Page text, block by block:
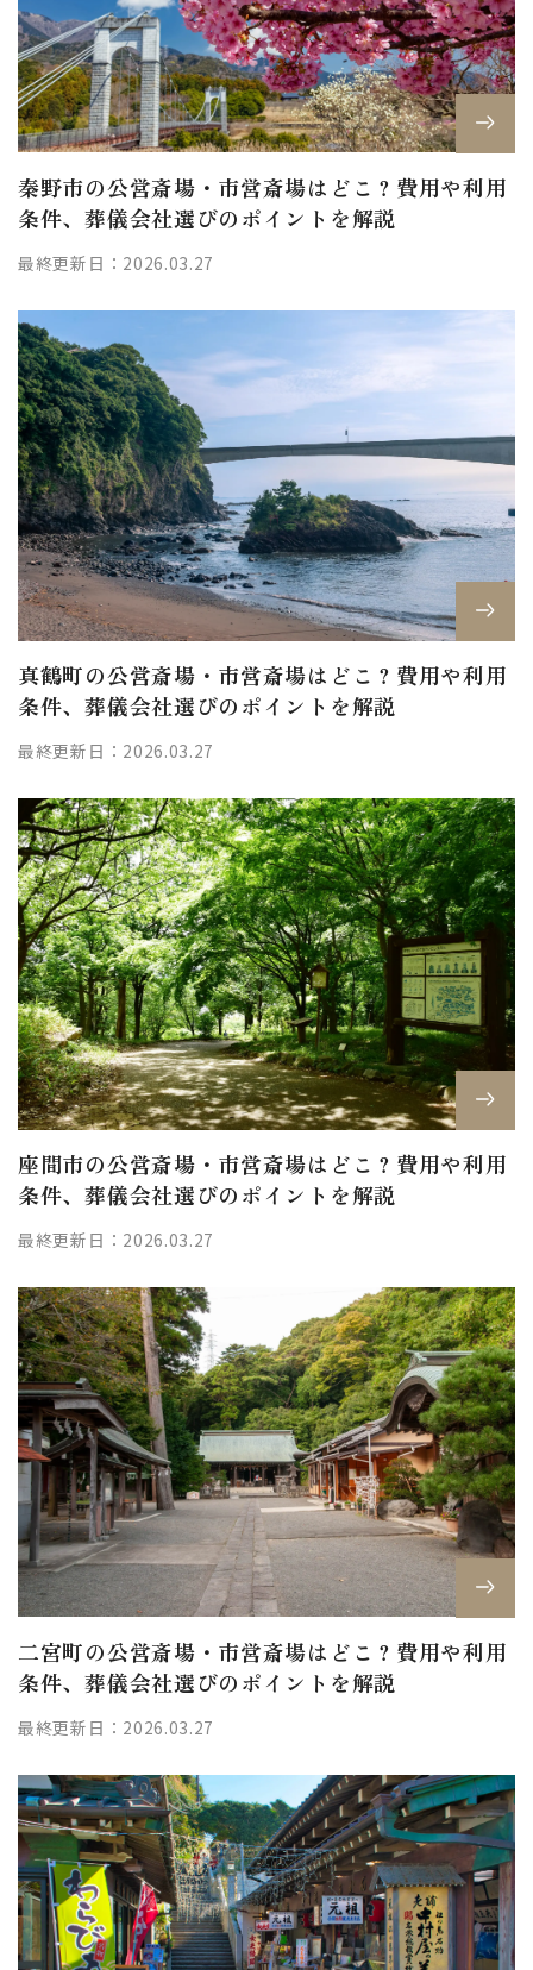
秦野市の公営斎場・市営斎場はどこ？費用や利用
条件、葬儀会社選びのポイントを解説
最終更新日：2026.03.27
真鶴町の公営斎場・市営斎場はどこ？費用や利用
条件、葬儀会社選びのポイントを解説
最終更新日：2026.03.27
座間市の公営斎場・市営斎場はどこ？費用や利用
条件、葬儀会社選びのポイントを解説
最終更新日：2026.03.27
二宮町の公営斎場・市営斎場はどこ？費用や利用
条件、葬儀会社選びのポイントを解説
最終更新日：2026.03.27